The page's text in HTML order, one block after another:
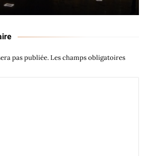
pas publiée.Les champs obligatoires